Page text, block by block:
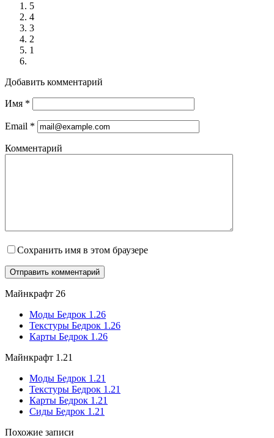
5
4
3
2
1
Добавить комментарий
Имя *
Email *
Комментарий
Сохранить имя в этом браузере
Майнкрафт 26
Моды Бедрок 1.26
Текстуры Бедрок 1.26
Карты Бедрок 1.26
Майнкрафт 1.21
Моды Бедрок 1.21
Текстуры Бедрок 1.21
Карты Бедрок 1.21
Сиды Бедрок 1.21
Похожие записи